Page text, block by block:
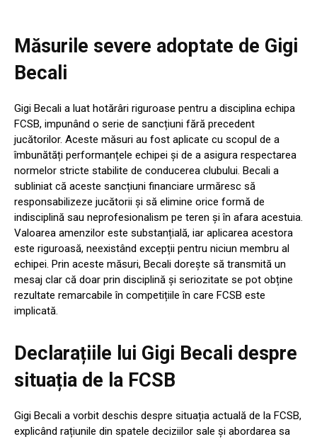
Măsurile severe adoptate de Gigi
Becali
Gigi Becali a luat hotărâri riguroase pentru a disciplina echipa
FCSB, impunând o serie de sancțiuni fără precedent
jucătorilor. Aceste măsuri au fost aplicate cu scopul de a
îmbunătăți performanțele echipei și de a asigura respectarea
normelor stricte stabilite de conducerea clubului. Becali a
subliniat că aceste sancțiuni financiare urmăresc să
responsabilizeze jucătorii și să elimine orice formă de
indisciplină sau neprofesionalism pe teren și în afara acestuia.
Valoarea amenzilor este substanțială, iar aplicarea acestora
este riguroasă, neexistând excepții pentru niciun membru al
echipei. Prin aceste măsuri, Becali dorește să transmită un
mesaj clar că doar prin disciplină și seriozitate se pot obține
rezultate remarcabile în competițiile în care FCSB este
implicată.
Declarațiile lui Gigi Becali despre
situația de la FCSB
Gigi Becali a vorbit deschis despre situația actuală de la FCSB,
explicând rațiunile din spatele deciziilor sale și abordarea sa